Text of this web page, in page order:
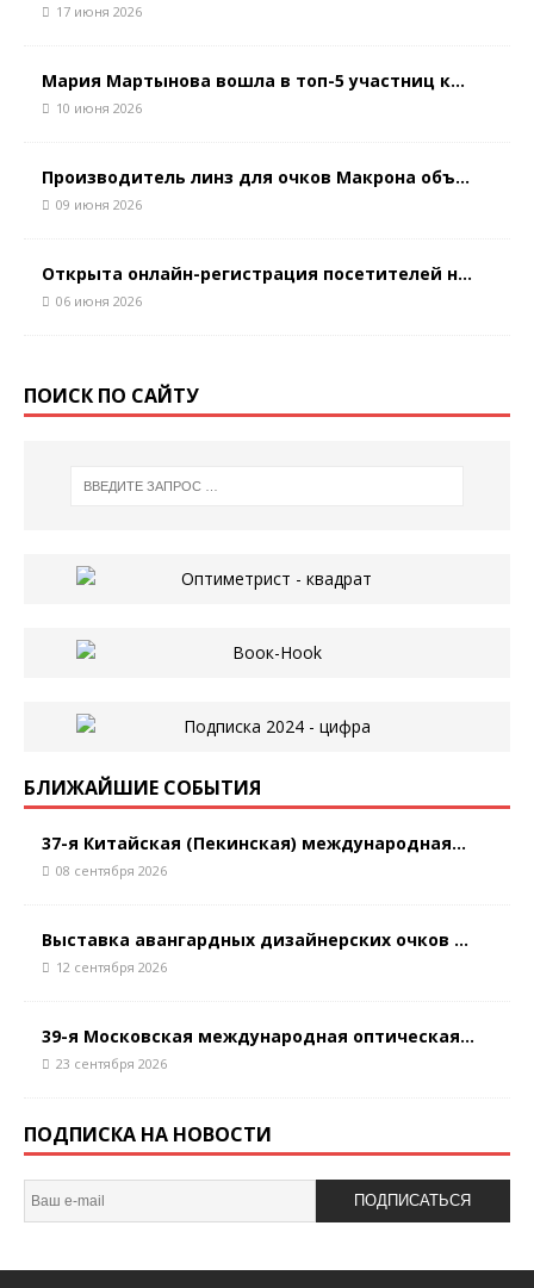
17 июня 2026
Мария Мартынова вошла в топ-5 участниц к...
10 июня 2026
Производитель линз для очков Макрона объ...
09 июня 2026
Открыта онлайн-регистрация посетителей н...
06 июня 2026
ПОИСК ПО САЙТУ
БЛИЖАЙШИЕ СОБЫТИЯ
37-я Китайская (Пекинская) международная...
08 сентября 2026
Выставка авангардных дизайнерских очков ...
12 сентября 2026
39-я Московская международная оптическая...
23 сентября 2026
ПОДПИСКА НА НОВОСТИ
ПОДПИСАТЬСЯ